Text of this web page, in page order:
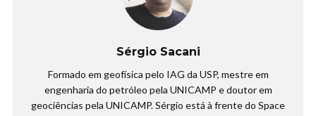
Sérgio Sacani
Formado em geofísica pelo IAG da USP, mestre em
engenharia do petróleo pela UNICAMP e doutor em
geociências pela UNICAMP. Sérgio está à frente do Space